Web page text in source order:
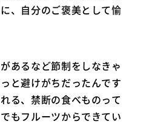
、自分のご褒美として愉
あるなど節制をしなきゃ
と避けがちだったんです
る、禁断の食べものって
もフルーツからできてい